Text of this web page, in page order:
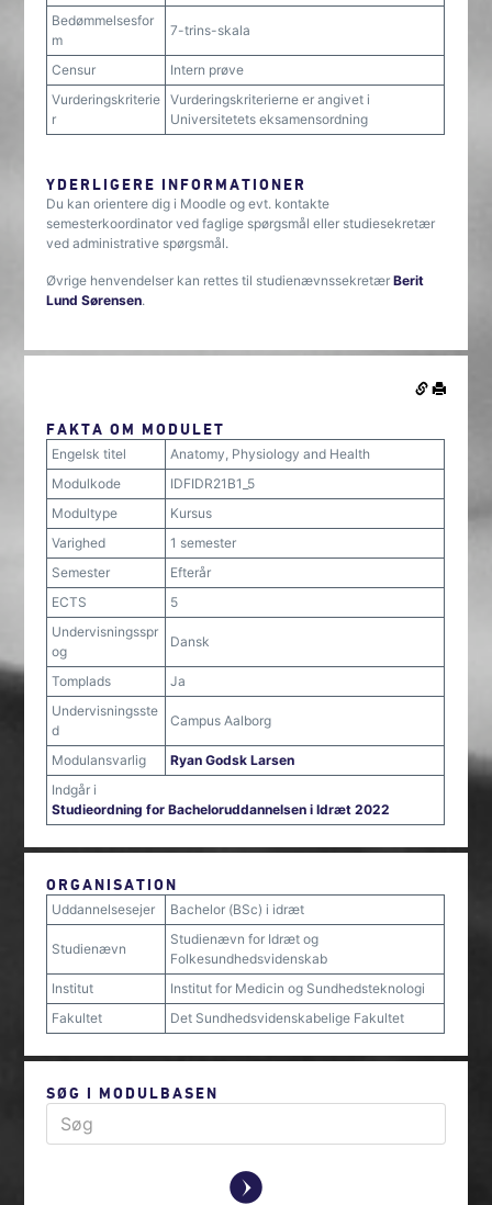
Bedømmelsesfor
m
7-trins-skala
Censur
Intern prøve
Vurderingskriterie
r
Vurderingskriterierne er angivet i
Universitetets eksamensordning
YDERLIGERE INFORMATIONER
Du kan orientere dig i Moodle og evt. kontakte
semesterkoordinator ved faglige spørgsmål eller studiesekretær
ved administrative spørgsmål.
Øvrige henvendelser kan rettes til studienævnssekretærBerit
Lund Sørensen.
FAKTA OM MODULET
Engelsk titel
Anatomy, Physiology and Health
Modulkode
IDFIDR21B1_5
Modultype
Kursus
Varighed
1 semester
Semester
Efterår
ECTS
5
Undervisningsspr
og
Dansk
Tomplads
Ja
Undervisningsste
d
Campus Aalborg
Modulansvarlig
Ryan Godsk Larsen
Indgår i
Studieordning for Bacheloruddannelsen i Idræt 2022
ORGANISATION
Uddannelsesejer Bachelor (BSc) i idræt
Studienævn
Studienævn for Idræt og
Folkesundhedsvidenskab
Institut
Institut for Medicin og Sundhedsteknologi
Fakultet
Det Sundhedsvidenskabelige Fakultet
SØG I MODULBASEN
y